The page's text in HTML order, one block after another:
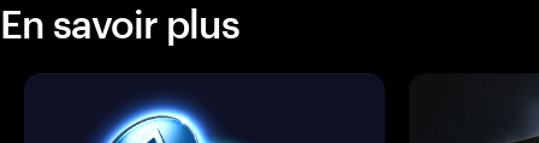
En savoir plus